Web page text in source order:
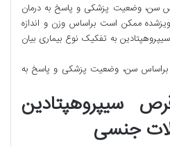
سن، وضعیت پزشکی و پاسخ به درمان
ممکن است براساس وزن و اندازه
به تفکیک نوع بیماری بیان
براساس سن، وضعیت پزشکی و پاسخ به
سیپروهپتادین
جنسی